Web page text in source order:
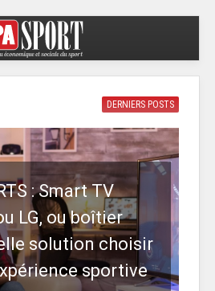
DERNIERS POSTS
: Smart TV
LG, ou boîtier
solution choisir
sportive